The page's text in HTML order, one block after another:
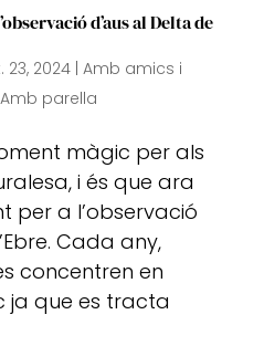
d’aus al Delta de
23, 2024| Amb amics i
Amb parella
màgic per als
i és que ara
per a l’observació
Cada any,
concentren en
ja que es tracta